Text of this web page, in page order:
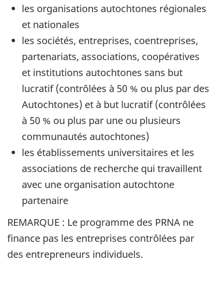
les organisations autochtones régionales
et nationales
les sociétés, entreprises, coentreprises,
partenariats, associations, coopératives
et institutions autochtones sans but
lucratif (contrôlées à 50 % ou plus par des
Autochtones) et à but lucratif (contrôlées
à 50 % ou plus par une ou plusieurs
communautés autochtones)
les établissements universitaires et les
associations de recherche qui travaillent
avec une organisation autochtone
partenaire
REMARQUE : Le programme des PRNA ne
finance pas les entreprises contrôlées par
des entrepreneurs individuels.